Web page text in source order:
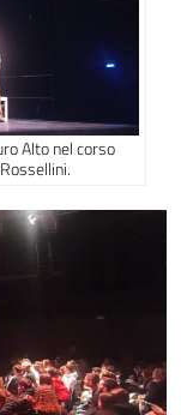
Alto nel corso